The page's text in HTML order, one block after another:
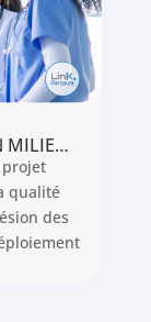
CONDUITE DU CHANGEMENT EN MILIEU HOSPITALIER AU SEIN DU CHR DE METZ THIONVILLE AUTOUR DE LINK PARCOURS
projet
qualité
des